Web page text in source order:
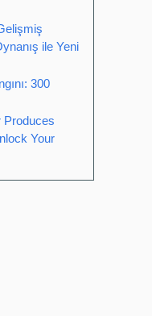
ile Yeni
300
Produces
Your